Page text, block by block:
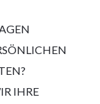
IHRE